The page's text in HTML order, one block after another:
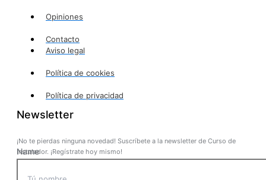
Opiniones
Contacto
Aviso legal
Política de cookies
Política de privacidad
Newsletter
¡No te pierdas ninguna novedad! Suscríbete a la newsletter de Curso de
Instalador. ¡Regístrate hoy mismo!
Name